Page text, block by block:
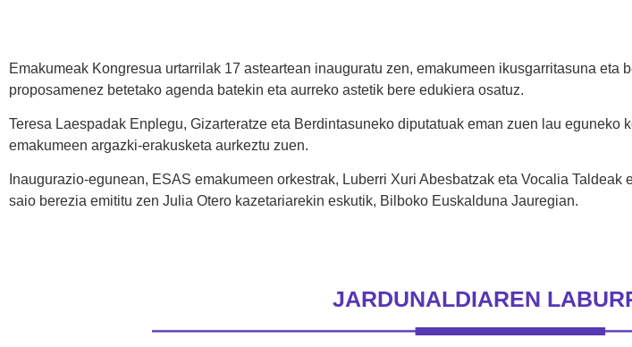
Emakumeak Kongresua urtarrilak 17 asteartean inauguratu zen, emakumeen ikusgarritasuna eta
proposamenez betetako agenda batekin eta aurreko astetik bere edukiera osatuz.
Teresa Laespadak Enplegu, Gizarteratze eta Berdintasuneko diputatuak eman zuen lau eguneko
emakumeen argazki-erakusketa aurkeztu zuen.
Inaugurazio-egunean, ESAS emakumeen orkestrak, Luberri Xuri Abesbatzak eta Vocalia
saio berezia emititu zen Julia Otero kazetariarekin eskutik, Bilboko Euskalduna Jauregian.
JARDUNALDIAREN